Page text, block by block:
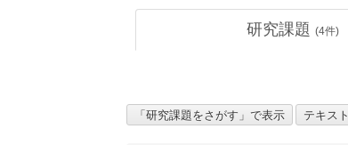
研究課題 (4件)